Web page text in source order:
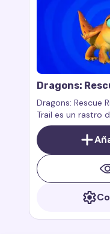
Dragons:
Zeppla Cursor
Dragons: Rescue
Trail es un rastro
personalizado
personaje Zeppla
Dragons: Rescue
dragón pequeño,
siempre está listo
amigos.